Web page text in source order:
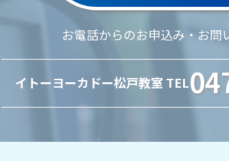
お電話からのお申込み・お問
イトーヨーカドー松戸教室 TEL